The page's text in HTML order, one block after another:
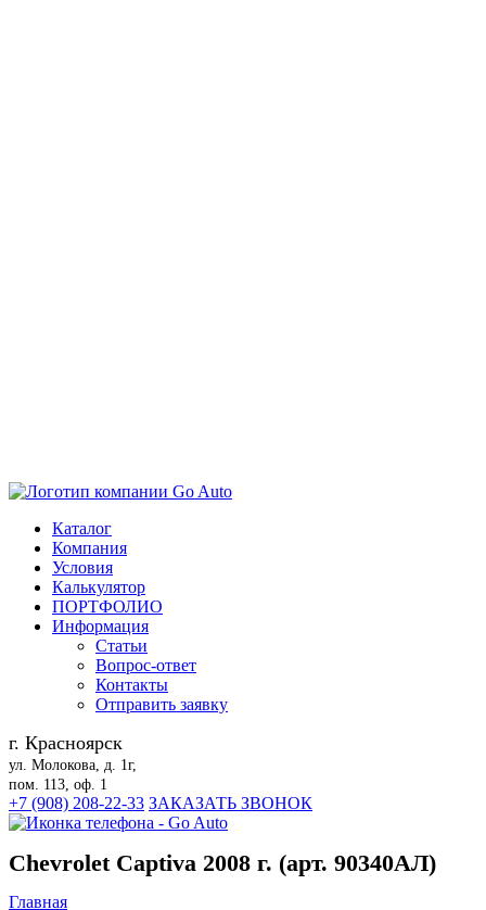
Каталог
Компания
Условия
Калькулятор
ПОРТФОЛИО
Информация
Статьи
Вопрос-ответ
Контакты
Отправить заявку
г. Красноярск
ул. Молокова, д. 1г,
пом. 113, оф. 1
+7 (908) 208-22-33 ЗАКАЗАТЬ ЗВОНОК
Chevrolet Captiva 2008 г. (арт. 90340АЛ)
Главная